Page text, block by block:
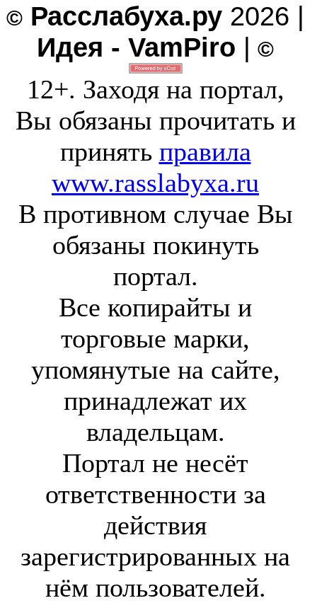
© Расслабуха.ру 2026 |
Идея - VamPiro | ©
12+. Заходя на портал,
Вы обязаны прочитать и
принять правила
www.rasslabyxa.ru
В противном случае Вы
обязаны покинуть
портал.
Все копирайты и
торговые марки,
упомянутые на сайте,
принадлежат их
владельцам.
Портал не несёт
ответственности за
действия
зарегистрированных на
нём пользователей.